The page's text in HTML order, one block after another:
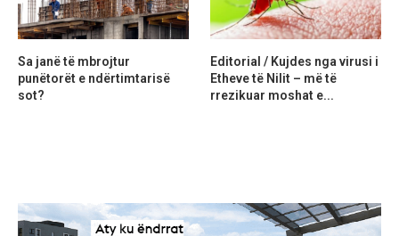
Sa janë të mbrojtur
punëtorët e ndërtimtarisë
sot?
Editorial / Kujdes nga virusi i
Etheve të Nilit – më të
rrezikuar moshat e...